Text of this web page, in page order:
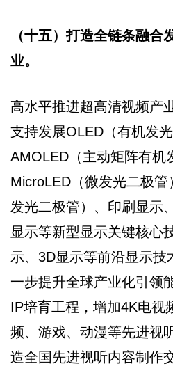
（十五）打造全链条融合
业。
高水平推进超高清视频产
支持发展OLED（有机发光
AMOLED（主动矩阵有机
MicroLED（微发光二极
发光二极管）、印刷显示
显示等新型显示关键核心
示、3D显示等前沿显示技
一步提升全球产业化引领
IP培育工程，增加4K电视
频、游戏、动漫等先进视
造全国先进视听内容制作